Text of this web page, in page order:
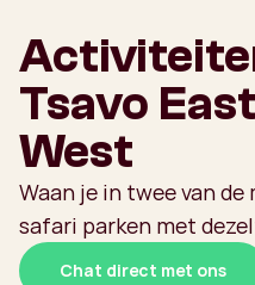
Tsavo
West
Waan je in twee van
safari parken met
Chat direct met ons